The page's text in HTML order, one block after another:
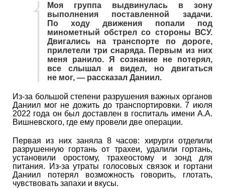
Моя группа выдвинулась в зону
выполнения поставленной задачи.
По ходу движения попали под
минометный обстрел со стороны ВСУ.
Двигались на транспорте по дороге,
прилетели три снаряда. Первым из них
меня ранило. Я сознание не потерял,
все слышал и видел, но двигаться
не мог, — рассказал Даниил.
Из-за большой степени разрушения важных органов
Даниил мог не дожить до транспортировки. 7 июля
2022 года он был доставлен в госпиталь имени А.А.
Вишневского, где ему провели две операции.
Первая из них заняла 8 часов: хирурги отделили
разрушенную гортань от трахеи, удалили гортань,
установили оростому, трахеостому и зонд для
питания. Из-за утраты голосовых связок и гортани
Даниил потерял возможность говорить, глотать,
чувствовать запахи и вкусы.